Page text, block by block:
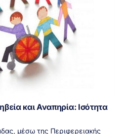
και Αναπηρία: Ισότητα
μέσω της Περιφερειακής